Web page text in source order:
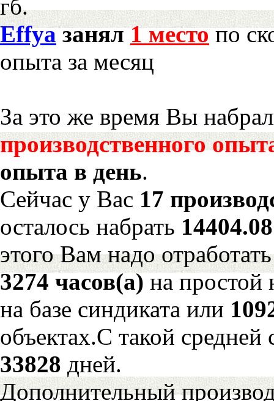
гб.
Effyaзанял1 местопо
опыта за месяц
За это же время Вы
производственного
опыта в день.
Сейчас у Вас 17
осталось набрать
этого Вам надо отработать
3274 часов(а)на
на базе синдиката или
объектах.С такой
33828 дней.
Дополнительный